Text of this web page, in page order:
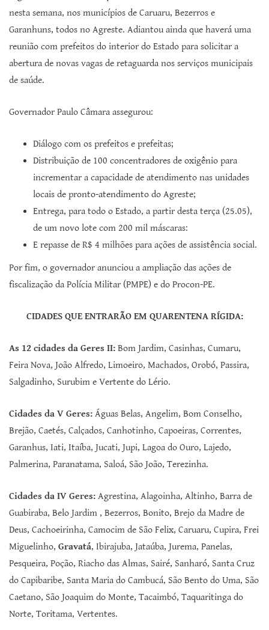
nesta semana, nos municípios de Caruaru, Bezerros e
Garanhuns, todos no Agreste. Adiantou ainda que haverá uma
reunião com prefeitos do interior do Estado para solicitar a
abertura de novas vagas de retaguarda nos serviços municipais
de saúde.
Governador Paulo Câmara assegurou:
Diálogo com os prefeitos e prefeitas;
Distribuição de 100 concentradores de oxigênio para
incrementar a capacidade de atendimento nas unidades
locais de pronto-atendimento do Agreste;
Entrega, para todo o Estado, a partir desta terça (25.05),
de um novo lote com 200 mil máscaras:
E repasse de R$ 4 milhões para ações de assistência social.
Por fim, o governador anunciou a ampliação das ações de
fiscalização da Polícia Militar (PMPE) e do Procon-PE.
CIDADES QUE ENTRARÃO EM QUARENTENA RÍGIDA:
As 12 cidades da Geres II: Bom Jardim, Casinhas, Cumaru,
Feira Nova, João Alfredo, Limoeiro, Machados, Orobó, Passira,
Salgadinho, Surubim e Vertente do Lério.
Cidades da V Geres: Águas Belas, Angelim, Bom Conselho,
Brejão, Caetés, Calçados, Canhotinho, Capoeiras, Correntes,
Garanhus, Iati, Itaíba, Jucati, Jupi, Lagoa do Ouro, Lajedo,
Palmerina, Paranatama, Saloá, São João, Terezinha.
Cidades da IV Geres: Agrestina, Alagoinha, Altinho, Barra de
Guabiraba, Belo Jardim , Bezerros, Bonito, Brejo da Madre de
Deus, Cachoeirinha, Camocim de São Felix, Caruaru, Cupira, Frei
Miguelinho, Gravatá, Ibirajuba, Jataúba, Jurema, Panelas,
Pesqueira, Poção, Riacho das Almas, Sairé, Sanharó, Santa Cruz
do Capibaribe, Santa Maria do Cambucá, São Bento do Uma, São
Caetano, São Joaquim do Monte, Tacaimbó, Taquaritinga do
Norte, Toritama, Vertentes.